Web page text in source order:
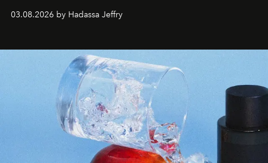
03.08.2026 by Hadassa Jeffry